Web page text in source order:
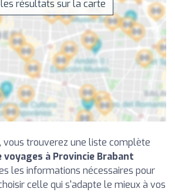
résultats sur la carte
vous trouverez une liste complète
voyages à Provincie Brabant
les informations nécessaires pour
celle qui s'adapte le mieux à vos